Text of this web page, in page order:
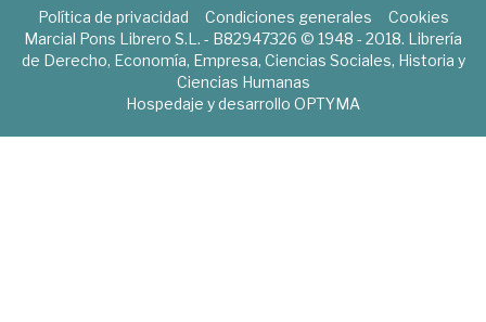
Política de privacidad Condiciones generales
Cookies
Marcial Pons Librero S.L. - B82947326 © 1948 - 2018. Librería
de Derecho, Economía, Empresa, Ciencias Sociales, Historia y
Ciencias Humanas
Hospedaje y desarrollo OPTYMA